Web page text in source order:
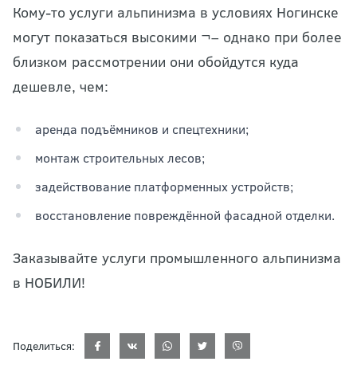
Кому-то услуги альпинизма в условиях Ногинске
могут показаться высокими ¬– однако при более
близком рассмотрении они обойдутся куда
дешевле, чем:
аренда подъёмников и спецтехники;
монтаж строительных лесов;
задействование платформенных устройств;
восстановление повреждённой фасадной отделки.
Заказывайте услуги промышленного альпинизма
в НОБИЛИ!
Поделиться: